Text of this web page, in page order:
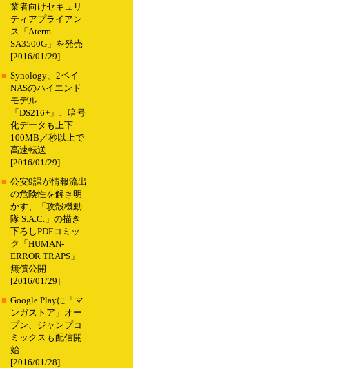
業者向けセキュリ
ティアプライアン
ス「Aterm
SA3500G」を発売
[2016/01/29]
■ Synology、2ベイ
NASのハイエンド
モデル
「DS216+」、暗号
化データも上下
100MB／秒以上で
高速転送
[2016/01/29]
■ 公安9課が情報流出
の危険性を解き明
かす、「攻殻機動
隊 S.A.C.」の描き
下ろしPDFコミッ
ク「HUMAN-
ERROR TRAPS」
無償公開
[2016/01/29]
■ Google Playに「マ
ンガストア」オー
プン、ジャンプコ
ミックスも配信開
始
[2016/01/28]